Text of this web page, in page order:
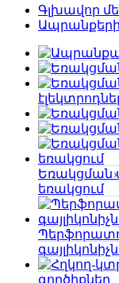
Գլխավոր
եռակցում
գործիքներ